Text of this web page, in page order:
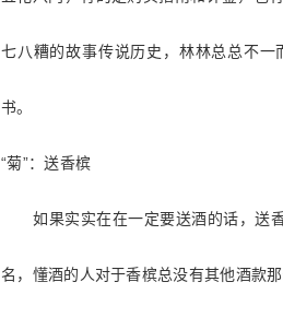
七八糟的故事传说历史，林林总总不
书。
“菊”：送香槟
如果实实在在一定要送酒的话，送
名，懂酒的人对于香槟总没有其他酒款